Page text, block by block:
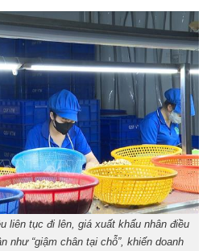
liên tục đi lên, giá xuất khẩu nhân điều
như “giậm chân tại chỗ”, khiến doanh